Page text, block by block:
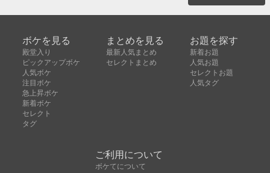
ボケを見る
殿堂入り
ピックアップボケ
人気ボケ
注目ボケ
急上昇ボケ
新着ボケ
セレクト
タグ
まとめを見る
最新人気まとめ
セレクトまとめ
お題を探す
新着お題
人気お題
セレクトお題
人気タグ
ご利用について
ボケてについて